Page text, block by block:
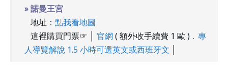
» 諾曼王宮
地址： 點我看地圖
這裡購買門票☞ │ 官網 ( 額外收手續費 1 歐 )﹒ 專
人導覽解說 1.5 小時可選英文或西班牙文